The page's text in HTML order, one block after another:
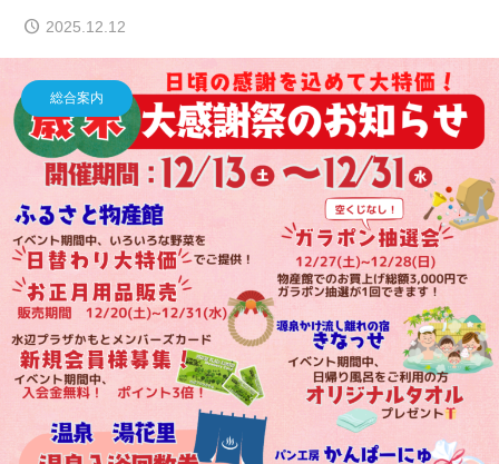
2025.12.12
総合案内